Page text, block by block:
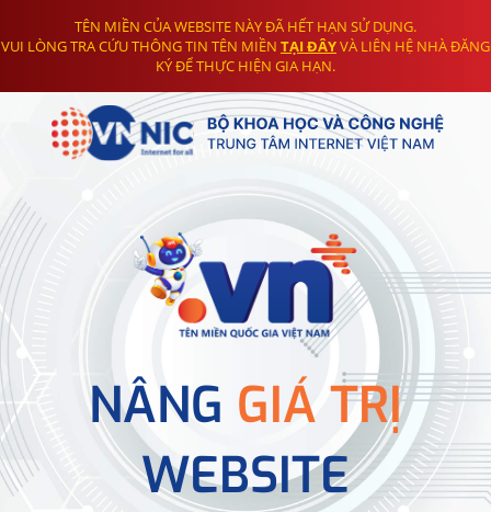
TÊN MIỀN CỦA WEBSITE NÀY ĐÃ HẾT HẠN SỬ DỤNG.
VUI LÒNG TRA CỨU THÔNG TIN TÊN MIỀN TẠI ĐÂYVÀ LIÊN HỆ NHÀ ĐĂNG
KÝ ĐỂ THỰC HIỆN GIA HẠN.
NÂNG GIÁ TRỊ
WEBSITE